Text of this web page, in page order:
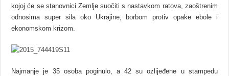
kojoj će se stanovnici Zemlje suočiti s nastavkom ratova, zaoštrenim
odnosima super sila oko Ukrajine, borbom protiv opake ebole i
ekonomskom krizom.
Najmanje je 35 osoba poginulo, a 42 su ozlijeđene u stampedu